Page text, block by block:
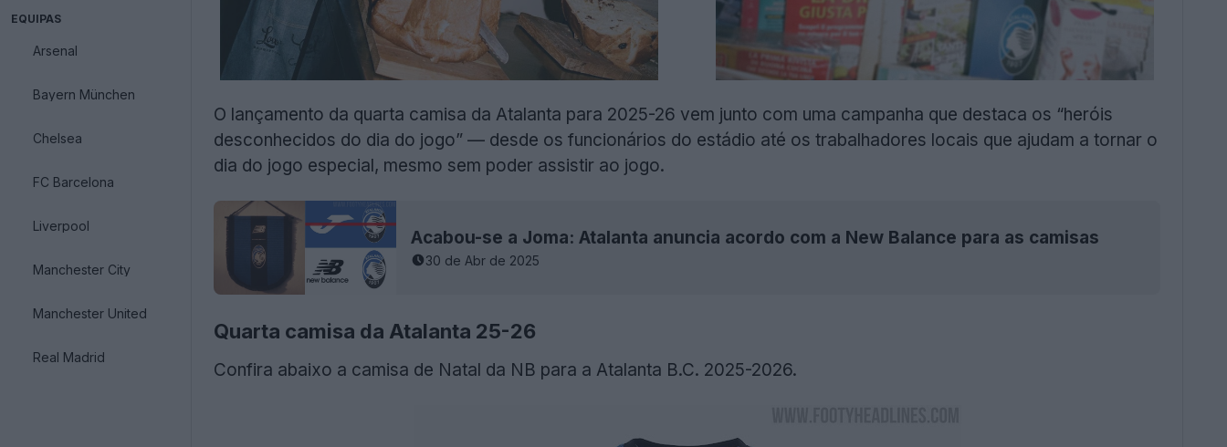
EQUIPAS
Arsenal
Bayern München
Chelsea
FC Barcelona
Liverpool
Manchester City
Manchester United
Real Madrid
O lançamento da quarta camisa da Atalanta para 2025-26 vem junto com uma campanha que destaca os “heróis
desconhecidos do dia do jogo” — desde os funcionários do estádio até os trabalhadores locais que ajudam a tornar o
dia do jogo especial, mesmo sem poder assistir ao jogo.
Acabou-se a Joma: Atalanta anuncia acordo com a New Balance para as camisas
30 de Abr de 2025
Quarta camisa da Atalanta 25-26
Confira abaixo a camisa de Natal da NB para a Atalanta B.C. 2025-2026.